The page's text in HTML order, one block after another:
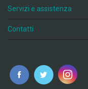
Servizi e assistenza
Contatti